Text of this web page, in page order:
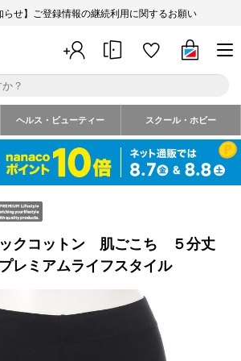
らせ】ご登録情報の継続利用に関するお願い
ヘルス・ビューティー スクール・ホビー
クコットン 肌ごこち ５分丈
レミアムライフスタイル